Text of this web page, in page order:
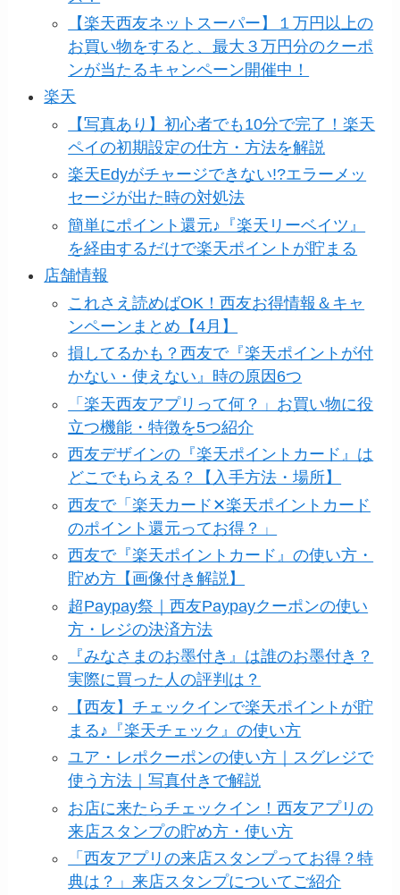
【楽天西友ネットスーパー】１万円以上の
お買い物をすると、最大３万円分のクーポ
ンが当たるキャンペーン開催中！
楽天
【写真あり】初心者でも10分で完了！楽天
ペイの初期設定の仕方・方法を解説
楽天Edyがチャージできない!?エラーメッ
セージが出た時の対処法
簡単にポイント還元♪『楽天リーベイツ』
を経由するだけで楽天ポイントが貯まる
店舗情報
これさえ読めばOK！西友お得情報＆キャ
ンペーンまとめ【4月】
損してるかも？西友で『楽天ポイントが付
かない・使えない』時の原因6つ
「楽天西友アプリって何？」お買い物に役
立つ機能・特徴を5つ紹介
西友デザインの『楽天ポイントカード』は
どこでもらえる？【入手方法・場所】
西友で「楽天カード✕楽天ポイントカード
のポイント還元ってお得？」
西友で『楽天ポイントカード』の使い方・
貯め方【画像付き解説】
超Paypay祭｜西友Paypayクーポンの使い
方・レジの決済方法
『みなさまのお墨付き』は誰のお墨付き？
実際に買った人の評判は？
【西友】チェックインで楽天ポイントが貯
まる♪『楽天チェック』の使い方
ユア・レポクーポンの使い方｜スグレジで
使う方法｜写真付きで解説
お店に来たらチェックイン！西友アプリの
来店スタンプの貯め方・使い方
「西友アプリの来店スタンプってお得？特
典は？」来店スタンプについてご紹介